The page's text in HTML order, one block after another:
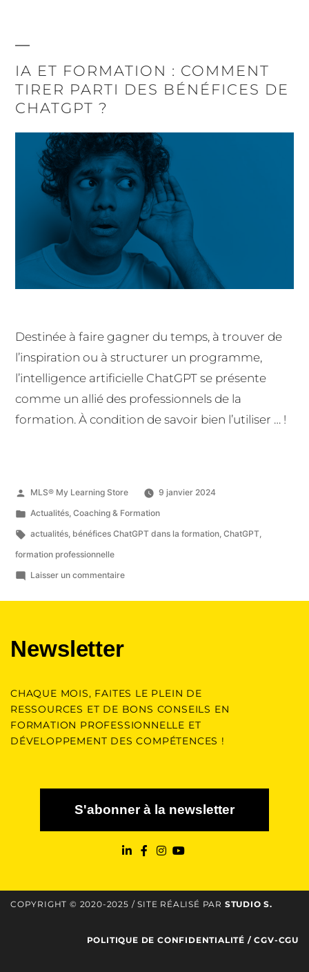
IA ET FORMATION : COMMENT
TIRER PARTI DES BÉNÉFICES DE
CHATGPT ?
Destinée à faire gagner du temps, à trouver de
l’inspiration ou à structurer un programme,
l’intelligence artificielle ChatGPT se présente
comme un allié des professionnels de la
formation. À condition de savoir bien l’utiliser … !
MLS® My Learning Store
9 janvier 2024
Actualités,Coaching & Formation
actualités, bénéfices ChatGPT dans la formation,ChatGPT,
formation professionnelle
Laisser un commentaire
Newsletter
CHAQUE MOIS, FAITES LE PLEIN DE
RESSOURCES ET DE BONS CONSEILS EN
FORMATION PROFESSIONNELLE ET
DÉVELOPPEMENT DES COMPÉTENCES !
S'abonner à la newsletter
COPYRIGHT © 2020-2025 / SITE RÉALISÉ PAR STUDIO S.
POLITIQUE DE CONFIDENTIALITÉ /CGV-CGU